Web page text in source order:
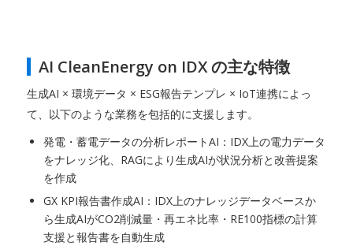
AI CleanEnergy on IDX の主な特徴
生成AI × 環境データ × ESG報告テンプレ × IoT連携によっ
て、以下のような業務を包括的に支援します。
発電・蓄電データの分析レポートAI：IDX上の電力データ
をナレッジ化、RAGにより生成AIが状況分析と改善提案
を作成
GX KPI報告書作成AI：IDX上のナレッジデータベースか
ら生成AIがCO2削減量・再エネ比率・RE100指標の計算
支援と報告書を自動生成